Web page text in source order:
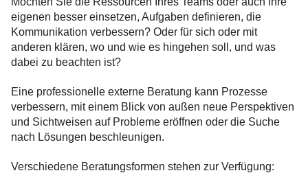
eigenen besser einsetzen, Aufgaben definieren, die
Kommunikation verbessern? Oder für sich oder mit
anderen klären, wo und wie es hingehen soll, und was
dabei zu beachten ist?
Eine professionelle externe Beratung kann Prozesse
verbessern, mit einem Blick von außen neue Perspektiven
und Sichtweisen auf Probleme eröffnen oder die Suche
nach Lösungen beschleunigen.
Verschiedene Beratungsformen stehen zur Verfügung: